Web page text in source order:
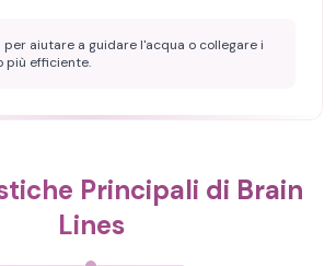
per aiutare a guidare l'acqua o collegare i
più efficiente.
Principali di Brain
Lines